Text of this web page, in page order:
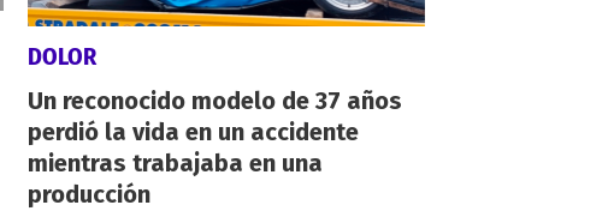
DOLOR
Un reconocido modelo de 37 años
perdió la vida en un accidente
mientras trabajaba en una
producción